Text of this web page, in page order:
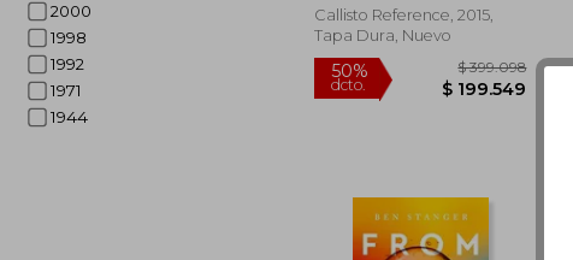
2000
1998
1992
1971
1944
Callisto Reference, 2015,
Tapa Dura, Nuevo